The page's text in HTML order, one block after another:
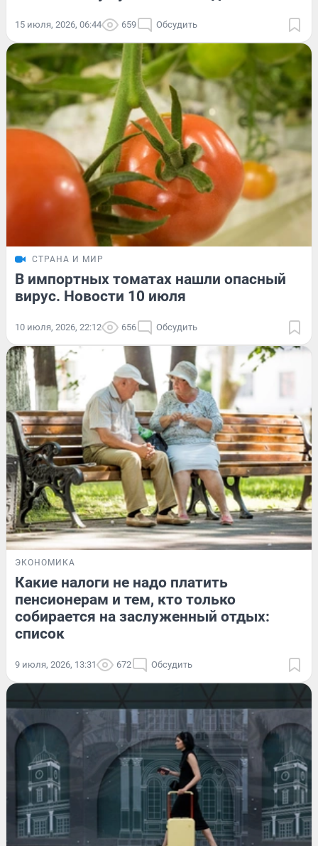
15 июля, 2026, 06:44 659 Обсудить
СТРАНА И МИР
В импортных томатах нашли опасный
вирус. Новости 10 июля
10 июля, 2026, 22:12 656 Обсудить
ЭКОНОМИКА
Какие налоги не надо платить
пенсионерам и тем, кто только
собирается на заслуженный отдых:
список
9 июля, 2026, 13:31 672 Обсудить